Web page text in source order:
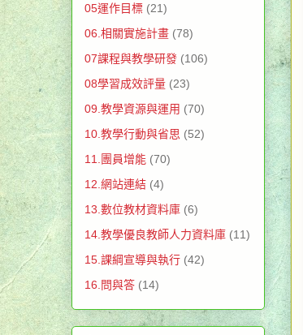
05運作目標 (21)
06.相關實施計畫 (78)
07課程與教學研發 (106)
08學習成效評量 (23)
09.教學資源與運用 (70)
10.教學行動與省思 (52)
11.團員增能 (70)
12.網站連結 (4)
13.數位教材資料庫 (6)
14.教學優良教師人力資料庫 (11)
15.課綱宣導與執行 (42)
16.問與答 (14)